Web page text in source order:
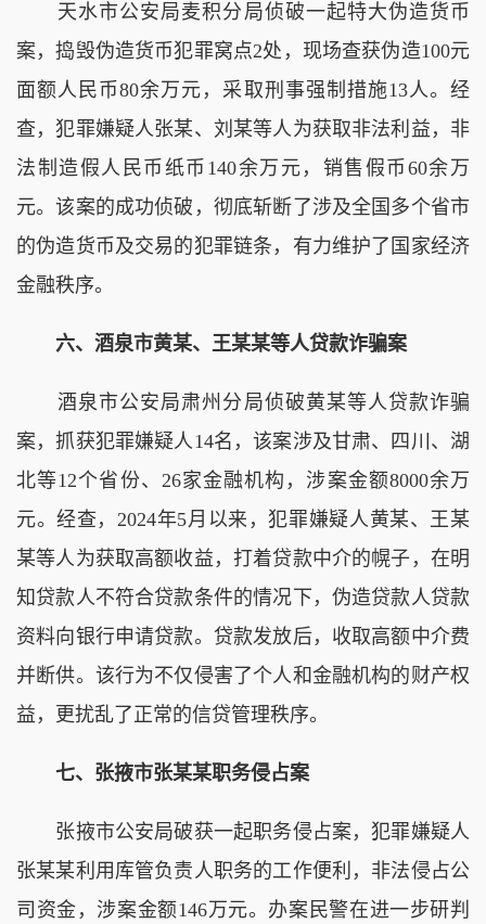
天水市公安局麦积分局侦破一起特大伪造货币
案，捣毁伪造货币犯罪窝点2处，现场查获伪造100元
面额人民币80余万元，采取刑事强制措施13人。经
查，犯罪嫌疑人张某、刘某等人为获取非法利益，非
法制造假人民币纸币140余万元，销售假币60余万
元。该案的成功侦破，彻底斩断了涉及全国多个省市
的伪造货币及交易的犯罪链条，有力维护了国家经济
金融秩序。
六、酒泉市黄某、王某某等人贷款诈骗案
酒泉市公安局肃州分局侦破黄某等人贷款诈骗
案，抓获犯罪嫌疑人14名，该案涉及甘肃、四川、湖
北等12个省份、26家金融机构，涉案金额8000余万
元。经查，2024年5月以来，犯罪嫌疑人黄某、王某
某等人为获取高额收益，打着贷款中介的幌子，在明
知贷款人不符合贷款条件的情况下，伪造贷款人贷款
资料向银行申请贷款。贷款发放后，收取高额中介费
并断供。该行为不仅侵害了个人和金融机构的财产权
益，更扰乱了正常的信贷管理秩序。
七、张掖市张某某职务侵占案
张掖市公安局破获一起职务侵占案，犯罪嫌疑人
张某某利用库管负责人职务的工作便利，非法侵占公
司资金，涉案金额146万元。办案民警在进一步研判